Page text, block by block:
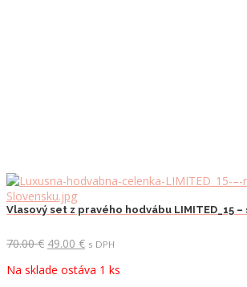
Vlasový set z pravého hodvábu LIMITED_15
70.00€ Pôvodná
bola:
49.00 €Aktuálna
je:
s DPH
Na sklade ostáva 1 ks